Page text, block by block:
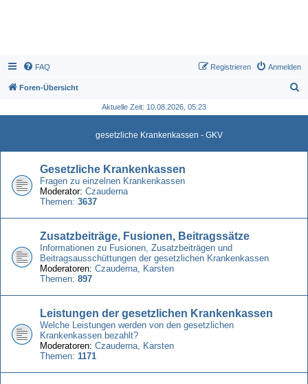
FAQ Anmelden
Registrieren
Foren-Übersicht
e
Aktuelle Zeit: 10.08.2026, 05:23
gesetzliche Krankenkassen - GKV
Gesetzliche Krankenkassen
Fragen zu einzelnen Krankenkassen
Moderator: Czauderna
Themen: 3637
Zusatzbeiträge, Fusionen, Beitragssätze
Informationen zu Fusionen, Zusatzbeiträgen und
Beitragsausschüttungen der gesetzlichen Krankenkassen
Moderatoren: Czauderna, Karsten
Themen: 897
Leistungen der gesetzlichen Krankenkassen
Welche Leistungen werden von den gesetzlichen
Krankenkassen bezahlt?
Moderatoren: Czauderna, Karsten
Themen: 1171